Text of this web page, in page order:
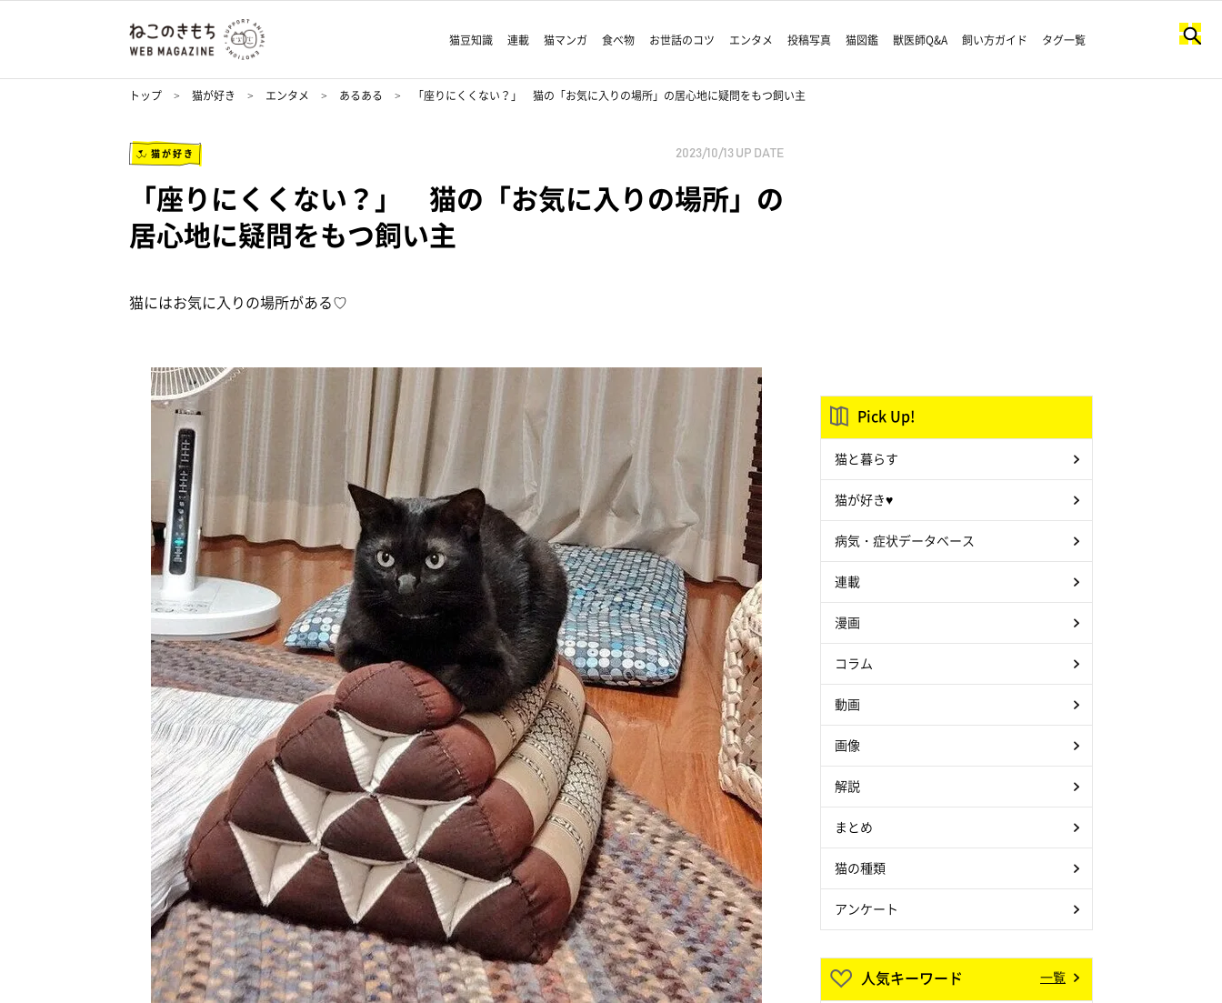
猫豆知識 連載 猫マンガ 食べ物 お世話のコツ エンタメ 投稿写真 猫図鑑 獣医師Q&A 飼い方ガイド タグ一覧
トップ 猫が好き エンタメ あるある 「座りにくくない？」 猫の「お気に入りの場所」の居心地に疑問をもつ飼い主
猫が好き 2023/10/13 UP DATE
「座りにくくない？」 猫の「お気に入りの場所」の
居心地に疑問をもつ飼い主
猫にはお気に入りの場所がある♡
Pick Up!
猫と暮らす
猫が好き♥
病気・症状データベース
連載
漫画
コラム
動画
画像
解説
まとめ
猫の種類
アンケート
人気キーワード 一覧